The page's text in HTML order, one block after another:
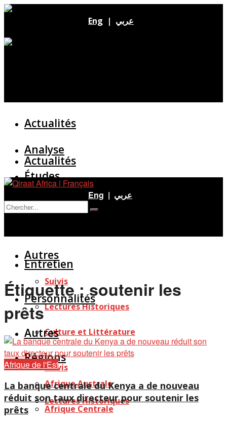
Eng | عربي
Actualités
Analyse
Études
Entretien
Autres
Suivis
Lectures Historiques
Culture et Littérature
Régions
Afrique Australe
Afrique Centrale
Actualités
Entretien
Personnalités
Autres
Suivis
Lectures Historiques
Eng | عربي
Étiquette :soutenir les
prêts
Afrique de l'Est
La banque centrale du Kenya a de nouveau
réduit son taux directeur pour soutenir les
prêts